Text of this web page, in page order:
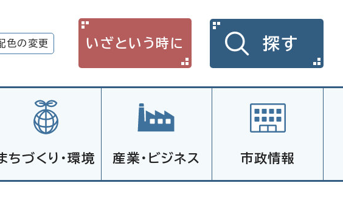
色の変更 いざという時に 探す
ちづくり・環境 産業・ビジネス 市政情報